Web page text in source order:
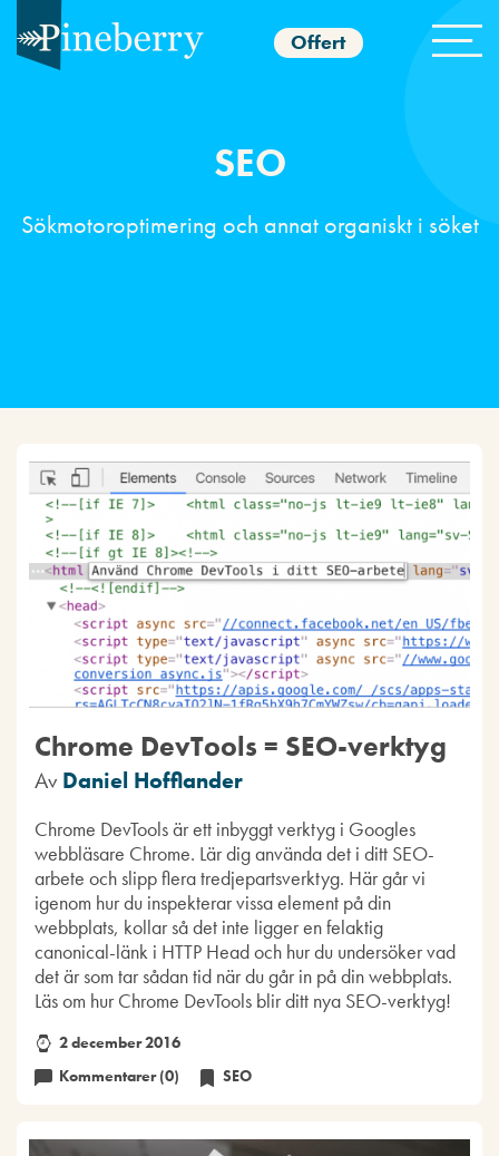
Offert
SEO
Sökmotoroptimering och annat organiskt i söket
Chrome DevTools = SEO-verktyg
Av Daniel Hofflander
Chrome DevTools är ett inbyggt verktyg i Googles
webbläsare Chrome. Lär dig använda det i ditt SEO-
arbete och slipp flera tredjepartsverktyg. Här går vi
igenom hur du inspekterar vissa element på din
webbplats, kollar så det inte ligger en felaktig
canonical-länk i HTTP Head och hur du undersöker vad
det är som tar sådan tid när du går in på din webbplats.
Läs om hur Chrome DevTools blir ditt nya SEO-verktyg!
2 december 2016
Kommentarer (0)
SEO